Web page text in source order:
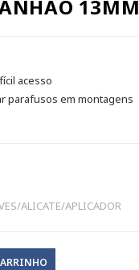
13MM
acesso
parafusos em montagens
ALICATE/APLICADOR